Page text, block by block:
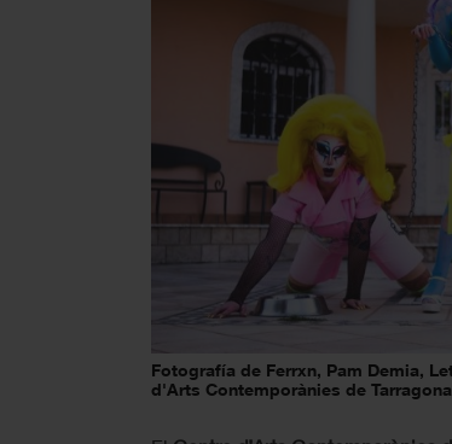
Fotografía de Ferrxn, Pam Demia,
d'Arts Contemporànies de